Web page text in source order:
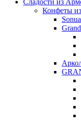
Сладости из
Конфеты